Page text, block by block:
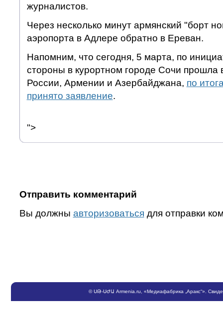
журналистов.
Через несколько минут армянский "борт
аэропорта в Адлере обратно в Ереван.
Напомним, что сегодня, 5 марта, по
стороны в курортном городе Сочи прошла
России, Армении и Азербайджана, по
принято заявление.
">
Отправить комментарий
Вы должны авторизоваться для отправки
©ՍԹ-ՍԺԱ Armenia.ru , «Медиафабрика „Аракс“».